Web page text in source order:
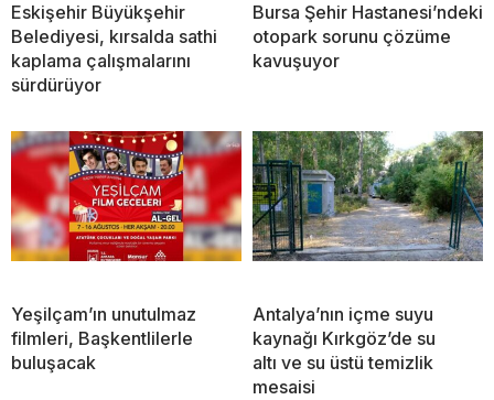
Eskişehir Büyükşehir
Belediyesi, kırsalda sathi
kaplama çalışmalarını
sürdürüyor
Bursa Şehir Hastanesi’ndeki
otopark sorunu çözüme
kavuşuyor
Yeşilçam’ın unutulmaz
filmleri, Başkentlilerle
buluşacak
Antalya’nın içme suyu
kaynağı Kırkgöz’de su
altı ve su üstü temizlik
mesaisi